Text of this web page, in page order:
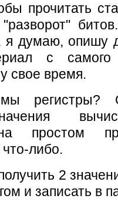
прочитать
я думаю, опишу
с
свое время.
регистры?
на простом
либо.
2
и записать в